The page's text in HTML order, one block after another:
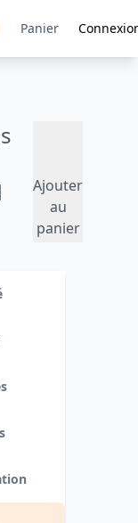
Panier
Ajouter
au
panier